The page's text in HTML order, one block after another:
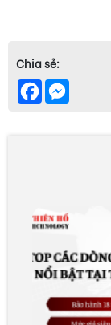
Chia sẻ:
Facebook